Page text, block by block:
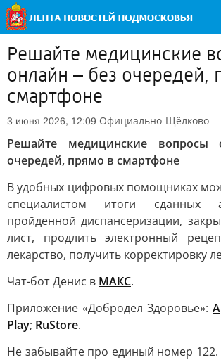
Решайте медицинские
онлайн – без очередей,
смартфоне
3 июня 2026, 12:09 Официально Щёлково
Решайте медицинские вопросы
очередей, прямо в смартфоне
В удобных цифровых помощниках
специалистом итоги сданных
пройденной диспансеризации,
лист, продлить электронный
лекарство, получить корректировку
Чат-бот Денис в МАКС.
Приложение «Добродел Здоровье»:
Play; RuStore.
Не забывайте про единый номер